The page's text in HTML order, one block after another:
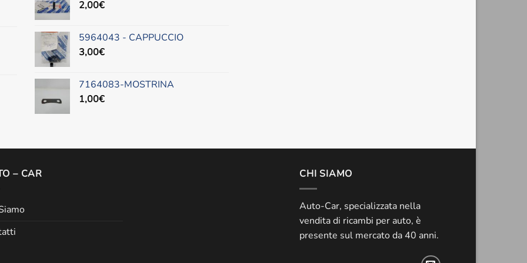
2,00€
5964043 - CAPPUCCIO
3,00€
7164083-MOSTRINA
1,00€
– CAR CHI SIAMO
Auto-Car, specializzata nella
vendita di ricambi per auto, è
presente sul mercato da 40 anni.